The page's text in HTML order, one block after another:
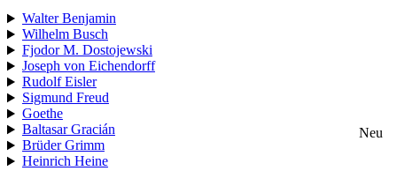
Walter Benjamin
Wilhelm Busch
Fjodor M. Dostojewski
Joseph von Eichendorff
Rudolf Eisler
Sigmund Freud
Goethe
Baltasar Gracián
Neu
Brüder Grimm
Heinrich Heine